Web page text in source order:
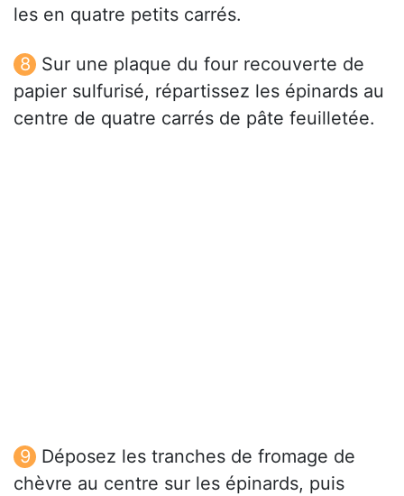
les en quatre petits carrés.
Sur une plaque du four recouverte de
papier sulfurisé, répartissez les épinards au
centre de quatre carrés de pâte feuilletée.
Déposez les tranches de fromage de
chèvre au centre sur les épinards, puis